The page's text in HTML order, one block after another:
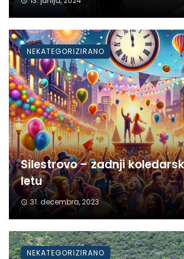
Silestrovo – zadnji
letu
31. decembra, 2023
NEKATEGORIZIRANO
NEKATEGORIZIRANO